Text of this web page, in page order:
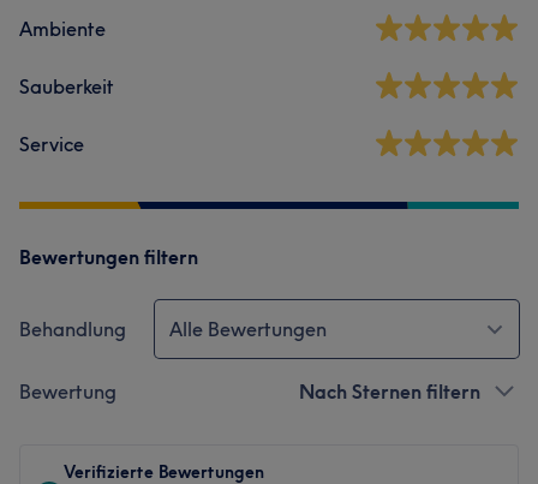
Ambiente
Sauberkeit
Service
Bewertungen filtern
Behandlung Alle Bewertungen
Bewertung Nach Sternen filtern
Verifizierte Bewertungen